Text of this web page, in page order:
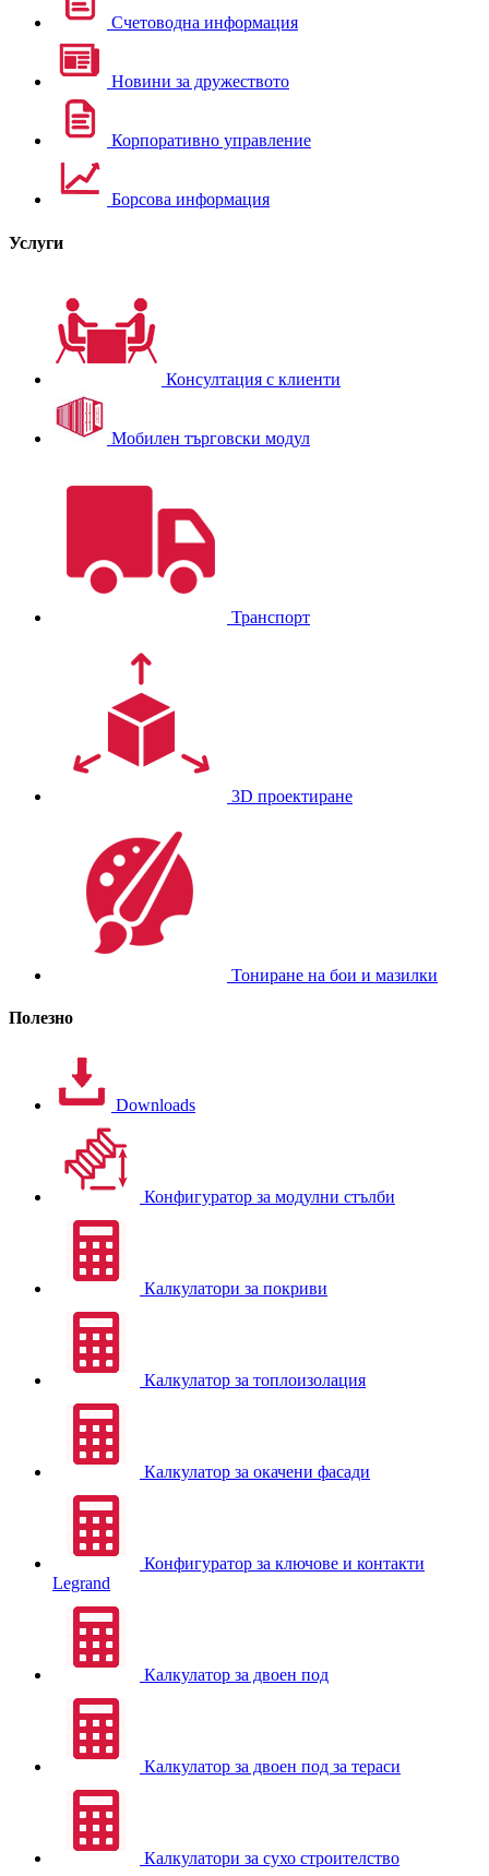
Счетоводна информация
Новини за дружеството
Корпоративно управление
Борсова информация
Услуги
Консултация с клиенти
Мобилен търговски модул
Транспорт
3D проектиране
Тониране на бои и мазилки
Полезно
Downloads
Конфигуратор за модулни стълби
Калкулатори за покриви
Калкулатор за топлоизолация
Калкулатор за окачени фасади
Конфигуратор за ключове и контакти
Legrand
Калкулатор за двоен под
Калкулатор за двоен под за тераси
Калкулатори за сухо строителство